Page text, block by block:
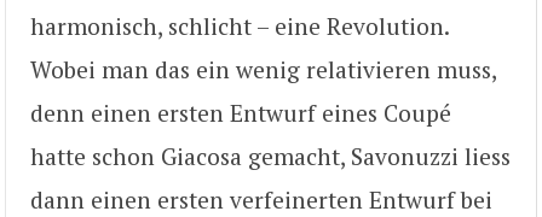
harmonisch, schlicht – eine Revolution.
Wobei man das ein wenig relativieren muss,
denn einen ersten Entwurf eines Coupé
hatte schon Giacosa gemacht, Savonuzzi liess
dann einen ersten verfeinerten Entwurf bei